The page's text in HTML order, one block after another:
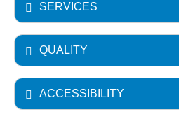
SERVICES
QUALITY
ACCESSIBILITY